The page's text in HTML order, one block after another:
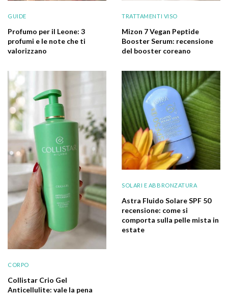
GUIDE
Profumo per il Leone: 3
profumi e le note che ti
valorizzano
TRATTAMENTI VISO
Mizon 7 Vegan Peptide
Booster Serum: recensione
del booster coreano
CORPO
Collistar Crio Gel
Anticellulite: vale la pena
SOLARI E ABBRONZATURA
Astra Fluido Solare SPF 50
recensione: come si
comporta sulla pelle mista in
estate